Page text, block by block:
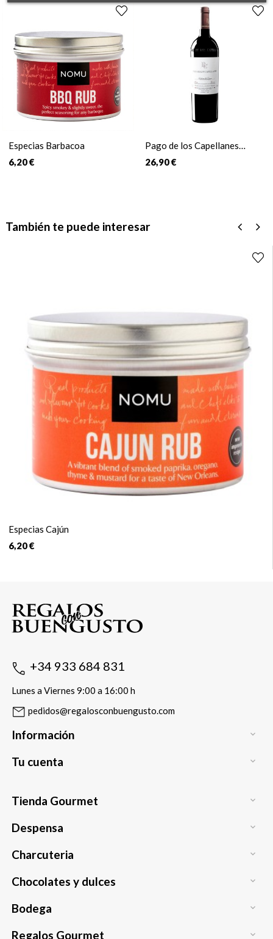
Especias Barbacoa
6,20 €
Pago de los Capellanes
Crianza
26,90 €
‹ ›
También te puede interesar
Especias Cajún
6,20 €
›
+34 933 684 831
Lunes a Viernes 9:00 a 16:00 h
pedidos@regalosconbuengusto.com
Información 
Tu cuenta 
Tienda Gourmet 
Despensa 
Charcuteria 
Chocolates y dulces 
Bodega 
Regalos Gourmet 